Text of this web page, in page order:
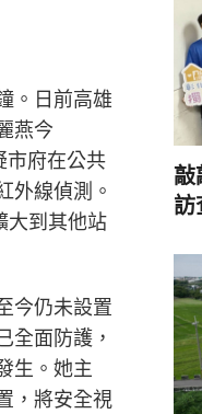
。日前高雄
燕今
市府在公共
外線偵測。
大到其他站
今仍未設置
全面防護，
生。她主
，將安全視
敲
訪